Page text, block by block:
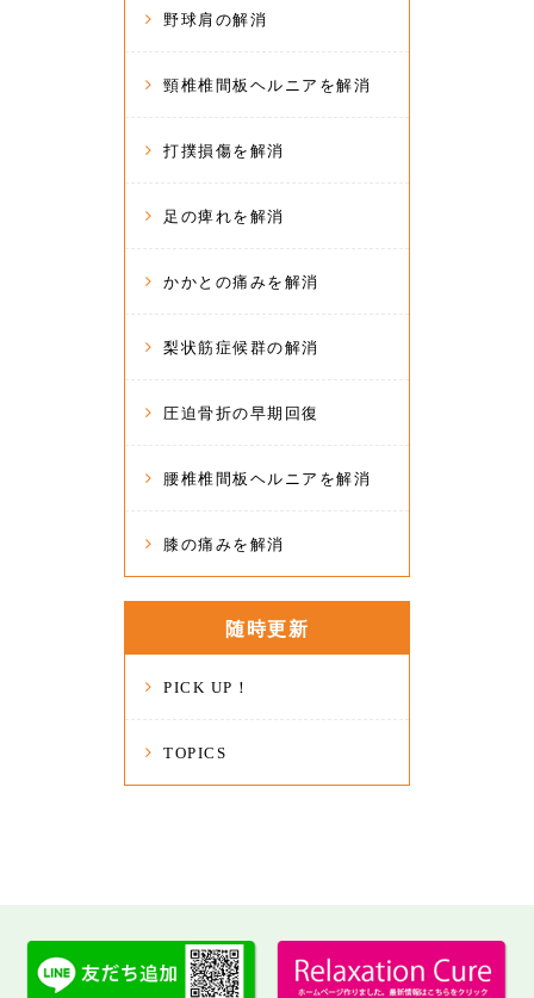
野球肩の解消
頸椎椎間板ヘルニアを解消
打撲損傷を解消
足の痺れを解消
かかとの痛みを解消
梨状筋症候群の解消
圧迫骨折の早期回復
腰椎椎間板ヘルニアを解消
膝の痛みを解消
随時更新
PICK UP！
TOPICS